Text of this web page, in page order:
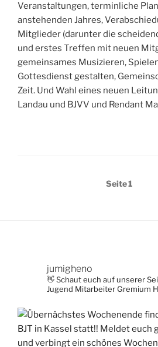
Veranstaltungen, terminliche
anstehenden Jahres,
Mitglieder (darunter die
und erstes Treffen mit neuen
gemeinsames Musizieren,
Gottesdienst gestalten,
Zeit. Und Wahl eines neuen
Landau und BJVV und Rendant
Seitennummerierung
Seite1
jumigheno
👋 Schaut euch auf unserer
Jugend Mitarbeiter Gremium